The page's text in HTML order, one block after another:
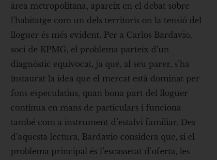
àrea metropolitana, apareix en el debat sobre
l’habitatge com un dels territoris on la tensió del
lloguer és més evident. Per a Carlos Bardavio,
soci de KPMG, el problema parteix d’un
diagnòstic equivocat, ja que, al seu parer, s’ha
instaurat la idea que el mercat està dominat per
fons especulatius, quan bona part del lloguer
continua en mans de particulars i funciona
també com a instrument d’estalvi familiar. Des
d’aquesta lectura, Bardavio considera que, si el
problema principal és l’escassetat d’oferta, les